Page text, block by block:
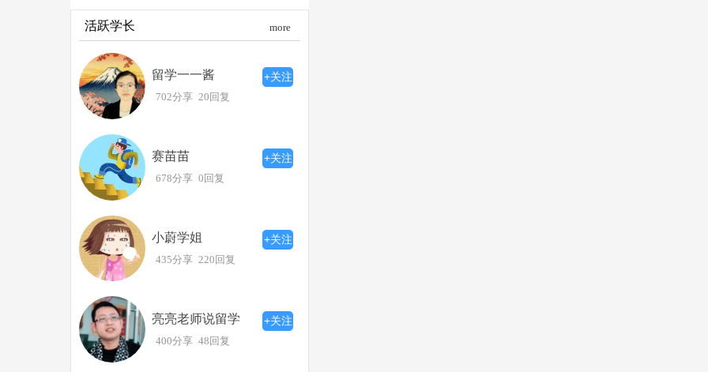
活跃学长 more
留学一一酱 +关注
702分享 20回复
赛苗苗 +关注
678分享 0回复
小蔚学姐 +关注
435分享 220回复
亮亮老师说留学 +关注
400分享 48回复